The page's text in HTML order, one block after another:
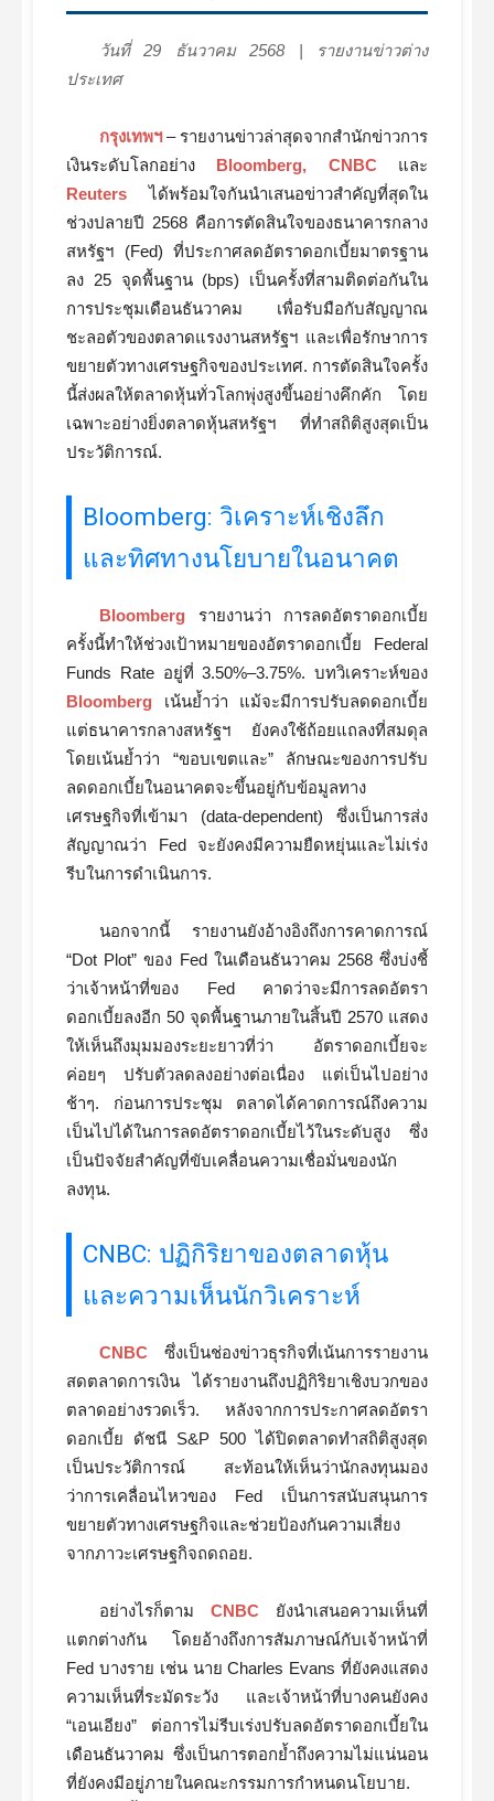
วันที่ 29 ธันวาคม 2568 | รายงานข่าวต่าง
ประเทศ
กรุงเทพฯ – รายงานข่าวล่าสุดจากสำนักข่าวการ
เงินระดับโลกอย่าง Bloomberg, CNBCและ
Reuters ได้พร้อมใจกันนำเสนอข่าวสำคัญที่สุดใน
ช่วงปลายปี 2568 คือการตัดสินใจของธนาคารกลาง
สหรัฐฯ (Fed) ที่ประกาศลดอัตราดอกเบี้ยมาตรฐาน
ลง 25 จุดพื้นฐาน (bps) เป็นครั้งที่สามติดต่อกันใน
การประชุมเดือนธันวาคม เพื่อรับมือกับสัญญาณ
ชะลอตัวของตลาดแรงงานสหรัฐฯ และเพื่อรักษาการ
ขยายตัวทางเศรษฐกิจของประเทศ. การตัดสินใจครั้ง
นี้ส่งผลให้ตลาดหุ้นทั่วโลกพุ่งสูงขึ้นอย่างคึกคัก โดย
เฉพาะอย่างยิ่งตลาดหุ้นสหรัฐฯ ที่ทำสถิติสูงสุดเป็น
ประวัติการณ์.
Bloomberg: วิเคราะห์เชิงลึก
และทิศทางนโยบายในอนาคต
Bloomberg รายงานว่า การลดอัตราดอกเบี้ย
ครั้งนี้ทำให้ช่วงเป้าหมายของอัตราดอกเบี้ย Federal
Funds Rate อยู่ที่ 3.50%–3.75%. บทวิเคราะห์ของ
Bloomberg เน้นย้ำว่า แม้จะมีการปรับลดดอกเบี้ย
แต่ธนาคารกลางสหรัฐฯ ยังคงใช้ถ้อยแถลงที่สมดุล
โดยเน้นย้ำว่า “ขอบเขตและ” ลักษณะของการปรับ
ลดดอกเบี้ยในอนาคตจะขึ้นอยู่กับข้อมูลทาง
เศรษฐกิจที่เข้ามา (data-dependent) ซึ่งเป็นการส่ง
สัญญาณว่า Fed จะยังคงมีความยืดหยุ่นและไม่เร่ง
รีบในการดำเนินการ.
นอกจากนี้ รายงานยังอ้างอิงถึงการคาดการณ์
“Dot Plot” ของ Fed ในเดือนธันวาคม 2568 ซึ่งบ่งชี้
ว่าเจ้าหน้าที่ของ Fed คาดว่าจะมีการลดอัตรา
ดอกเบี้ยลงอีก 50 จุดพื้นฐานภายในสิ้นปี 2570 แสดง
ให้เห็นถึงมุมมองระยะยาวที่ว่า อัตราดอกเบี้ยจะ
ค่อยๆ ปรับตัวลดลงอย่างต่อเนื่อง แต่เป็นไปอย่าง
ช้าๆ. ก่อนการประชุม ตลาดได้คาดการณ์ถึงความ
เป็นไปได้ในการลดอัตราดอกเบี้ยไว้ในระดับสูง ซึ่ง
เป็นปัจจัยสำคัญที่ขับเคลื่อนความเชื่อมั่นของนัก
ลงทุน.
CNBC: ปฏิกิริยาของตลาดหุ้น
และความเห็นนักวิเคราะห์
CNBC ซึ่งเป็นช่องข่าวธุรกิจที่เน้นการรายงาน
สดตลาดการเงิน ได้รายงานถึงปฏิกิริยาเชิงบวกของ
ตลาดอย่างรวดเร็ว. หลังจากการประกาศลดอัตรา
ดอกเบี้ย ดัชนี S&P 500 ได้ปิดตลาดทำสถิติสูงสุด
เป็นประวัติการณ์ สะท้อนให้เห็นว่านักลงทุนมอง
ว่าการเคลื่อนไหวของ Fed เป็นการสนับสนุนการ
ขยายตัวทางเศรษฐกิจและช่วยป้องกันความเสี่ยง
จากภาวะเศรษฐกิจถดถอย.
อย่างไรก็ตาม CNBC ยังนำเสนอความเห็นที่
แตกต่างกัน โดยอ้างถึงการสัมภาษณ์กับเจ้าหน้าที่
Fed บางราย เช่น นาย Charles Evans ที่ยังคงแสดง
ความเห็นที่ระมัดระวัง และเจ้าหน้าที่บางคนยังคง
“เอนเอียง” ต่อการไม่รีบเร่งปรับลดอัตราดอกเบี้ยใน
เดือนธันวาคม ซึ่งเป็นการตอกย้ำถึงความไม่แน่นอน
ที่ยังคงมีอยู่ภายในคณะกรรมการกำหนดนโยบาย.